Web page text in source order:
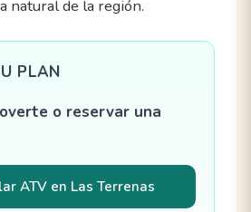
natural de la región.
PLAN
o reservar una
ATV en Las Terrenas